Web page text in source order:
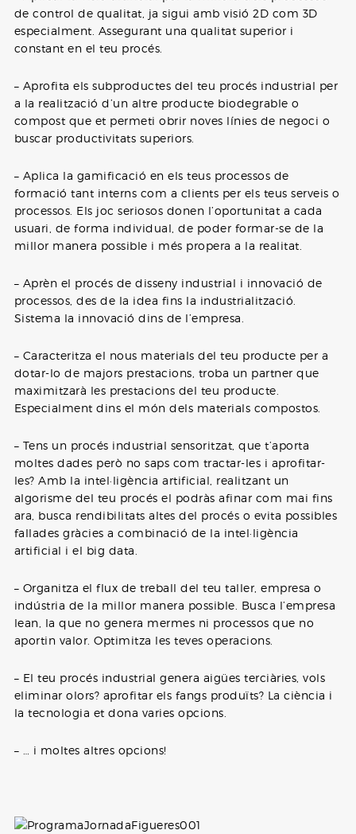
de control de qualitat, ja sigui amb visió 2D com 3D
especialment. Assegurant una qualitat superior i
constant en el teu procés.
– Aprofita els subproductes del teu procés industrial per
a la realització d’un altre producte biodegrable o
compost que et permeti obrir noves línies de negoci o
buscar productivitats superiors.
– Aplica la gamificació en els teus processos de
formació tant interns com a clients per els teus serveis o
processos. Els joc seriosos donen l’oportunitat a cada
usuari, de forma individual, de poder formar-se de la
millor manera possible i més propera a la realitat.
– Aprèn el procés de disseny industrial i innovació de
processos, des de la idea fins la industrialització.
Sistema la innovació dins de l’empresa.
– Caracteritza el nous materials del teu producte per a
dotar-lo de majors prestacions, troba un partner que
maximitzarà les prestacions del teu producte.
Especialment dins el món dels materials compostos.
– Tens un procés industrial sensoritzat, que t’aporta
moltes dades però no saps com tractar-les i aprofitar-
les? Amb la intel·ligència artificial, realitzant un
algorisme del teu procés el podràs afinar com mai fins
ara, busca rendibilitats altes del procés o evita possibles
fallades gràcies a combinació de la intel·ligència
artificial i el big data.
– Organitza el flux de treball del teu taller, empresa o
indústria de la millor manera possible. Busca l’empresa
lean, la que no genera mermes ni processos que no
aportin valor. Optimitza les teves operacions.
– El teu procés industrial genera aigües terciàries, vols
eliminar olors? aprofitar els fangs produïts? La ciència i
la tecnologia et dona varies opcions.
– … i moltes altres opcions!